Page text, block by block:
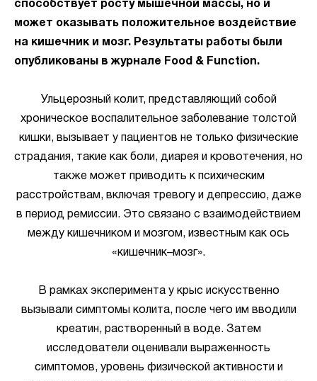
способствует росту мышечной массы, но и
может оказывать положительное воздействие
на кишечник и мозг. Результаты работы были
опубликованы в журнале Food & Function.
Ульцерозный колит, представляющий собой
хроническое воспалительное заболевание толстой
кишки, вызывает у пациентов не только физические
страдания, такие как боли, диарея и кровотечения, но
также может приводить к психическим
расстройствам, включая тревогу и депрессию, даже
в период ремиссии. Это связано с взаимодействием
между кишечником и мозгом, известным как ось
«кишечник–мозг».
В рамках эксперимента у крыс искусственно
вызывали симптомы колита, после чего им вводили
креатин, растворенный в воде. Затем
исследователи оценивали выраженность
симптомов, уровень физической активности и